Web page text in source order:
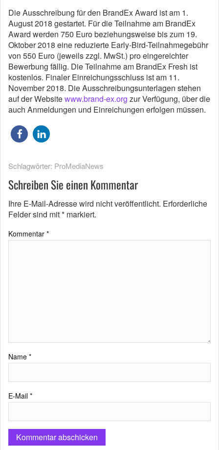
Die Ausschreibung für den BrandEx Award ist am 1.
August 2018 gestartet. Für die Teilnahme am BrandEx
Award werden 750 Euro beziehungsweise bis zum 19.
Oktober 2018 eine reduzierte Early-Bird-Teilnahmegebühr
von 550 Euro (jeweils zzgl. MwSt.) pro eingereichter
Bewerbung fällig. Die Teilnahme am BrandEx Fresh ist
kostenlos. Finaler Einreichungsschluss ist am 11.
November 2018. Die Ausschreibungsunterlagen stehen
auf der Websitewww.brand-ex.org zur Verfügung, über die
auch Anmeldungen und Einreichungen erfolgen müssen.
Schlagwörter: ProMediaNews
Schreiben Sie einen Kommentar
Ihre E-Mail-Adresse wird nicht veröffentlicht. Erforderliche
Felder sind mit* markiert.
Kommentar *
Name *
E-Mail *